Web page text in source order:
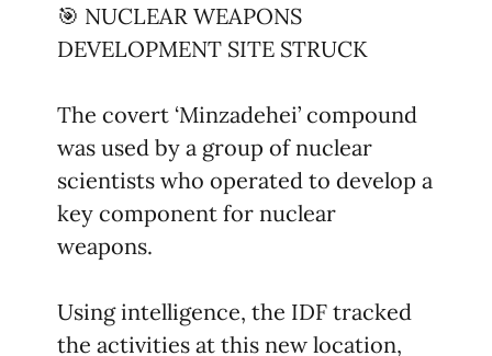
🎯 NUCLEAR WEAPONS
DEVELOPMENT SITE STRUCK
The covert ‘Minzadehei’ compound
was used by a group of nuclear
scientists who operated to develop a
key component for nuclear
weapons.
Using intelligence, the IDF tracked
the activities at this new location,